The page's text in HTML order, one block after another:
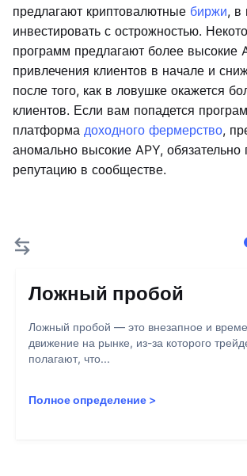
предлагают криптовалютные биржи, в
инвестировать с острожностью.
программ предлагают более высокие
привлечения клиентов в начале и
после того, как в ловушке окажется
клиентов. Если вам попадется
платформа доходного фермерство,
аномально высокие APY, обязательно
репутацию в сообществе.
Ложный пробой
Ложный пробой — это внезапное и
движение на рынке, из-за которого
полагают, что...
Полное определение >